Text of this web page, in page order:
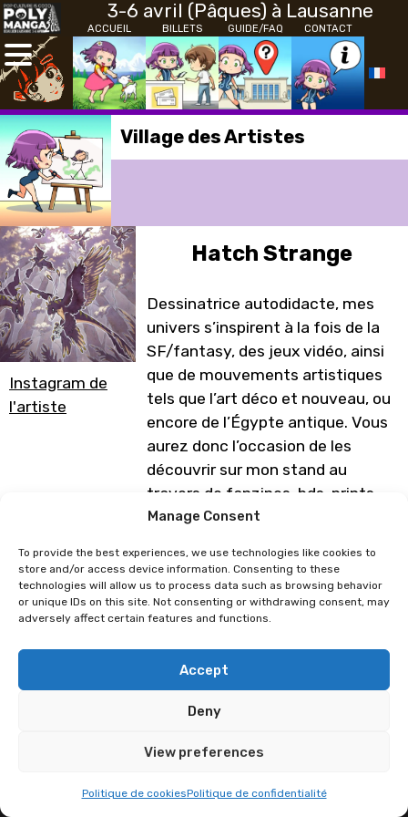
Manage Consent
To provide the best experiences, we use technologies like cookies to
store and/or access device information. Consenting to these
technologies will allow us to process data such as browsing behavior
or unique IDs on this site. Not consenting or withdrawing consent, may
adversely affect certain features and functions.
Accept
Deny
View preferences
Politique de cookiesPolitique de confidentialité
3-6 avril (Pâques) à Lausanne
ACCUEIL BILLETS GUIDE/FAQ CONTACT
Village des Artistes
Instagram de
l'artiste
Hatch Strange
Dessinatrice autodidacte, mes
univers s’inspirent à la fois de la
SF/fantasy, des jeux vidéo, ainsi
que de mouvements artistiques
tels que l’art déco et nouveau, ou
encore de l’Égypte antique. Vous
aurez donc l’occasion de les
découvrir sur mon stand au
travers de fanzines, bds, prints,
porte-clés, badges, stickers ou
Programme sous réserve de
modification